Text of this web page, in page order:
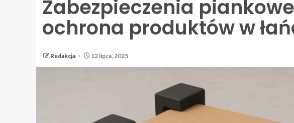
Zabezpieczenia
ochrona produktów w
Redakcja 12 lipca, 2025